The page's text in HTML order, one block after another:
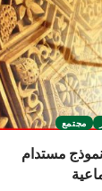
مجتمع
نموذج مستدام